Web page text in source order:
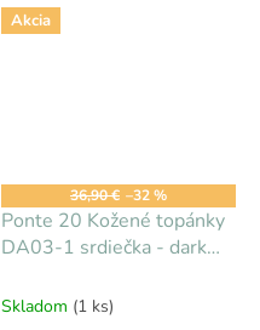
Akcia
36,90 € –32 %
Ponte 20 Kožené topánky
DA03-1 srdiečka - dark
Skladom (1 ks)